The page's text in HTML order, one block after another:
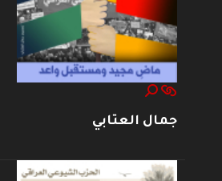
جمال العتابي